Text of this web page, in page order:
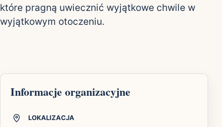
które pragną uwiecznić wyjątkowe chwile w
wyjątkowym otoczeniu.
Informacje organizacyjne
LOKALIZACJA